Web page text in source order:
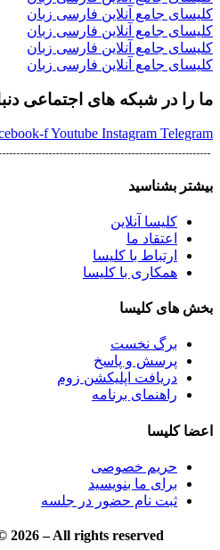
کلیسای جامع آنلاین فارسی زبان
کلیسای جامع آنلاین فارسی زبان
کلیسای جامع آنلاین فارسی زبان
کلیسای جامع آنلاین فارسی زبان
ما را در شبکه های اجتماعی
fYoutube Instagram Telegram
بیشتر بشناسید
کلیسا آنلاین
اعتقاد ما
ارتباط با کلیسا
همکاری با کلیسا
بخش های کلیسا
برگ نخست
پرسش و پاسخ
دریافت اپلیکشن زوم
راهنمای برنامه
اعضا کلیسا
حریم خصوصی
برای ما بنویسید
ثبت نام حضور در جلسه
2026 – All rights reserved